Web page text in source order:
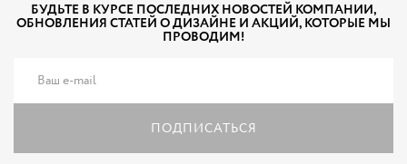
БУДЬТЕ В КУРСЕ ПОСЛЕДНИХ НОВОСТЕЙ КОМПАНИИ,
ОБНОВЛЕНИЯ СТАТЕЙ О ДИЗАЙНЕ И АКЦИЙ, КОТОРЫЕ МЫ
ПРОВОДИМ!
ПОДПИСАТЬСЯ